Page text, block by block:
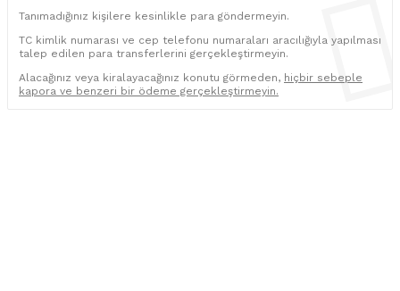
Tanımadığınız kişilere kesinlikle para göndermeyin.
TC kimlik numarası ve cep telefonu numaraları aracılığıyla yapılması
talep edilen para transferlerini gerçekleştirmeyin.
Alacağınız veya kiralayacağınız konutu görmeden, hiçbir sebeple
kapora ve benzeri bir ödeme gerçekleştirmeyin.